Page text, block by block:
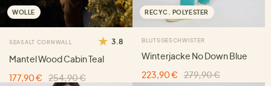
WOLLE
SEASALT CORNWALL 3.8
Mantel Wood Cabin Teal
177,90 €
254,90 €
RECYC. POLYESTER
BLUTSGESCHWISTER
Winterjacke No Down Blue
223,90 €
279,90 €